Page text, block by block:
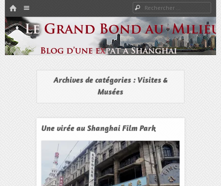
HOME
PASSER AU CONTENU
Rechercher
Le Grand Bond Au Milieu
Expat à Shanghai en famille – Vivre en Chine – Blog
Archives de catégories : Visites &
Musées
Une virée au Shanghai Film Park